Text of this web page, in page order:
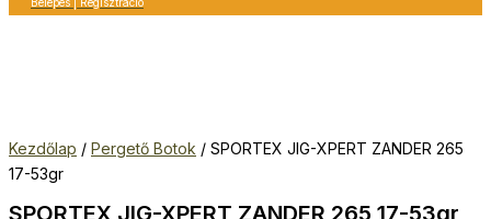
Kezdőlap / Pergető Botok / SPORTEX JIG-XPERT ZANDER 265
17-53gr
SPORTEX JIG-XPERT ZANDER 265 17-53gr